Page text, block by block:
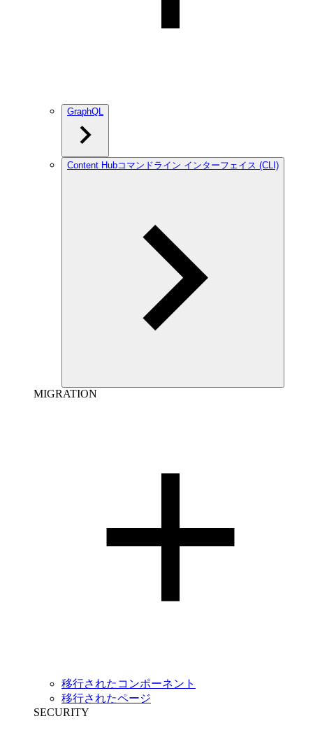
GraphQL
Content Hubコマンドライン インターフェイス (CLI)
MIGRATION
移行されたコンポーネント
移行されたページ
SECURITY